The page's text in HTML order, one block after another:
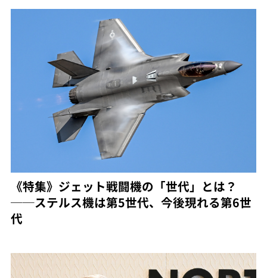
《特集》ジェット戦闘機の「世代」とは？
──ステルス機は第5世代、今後現れる第6世
代